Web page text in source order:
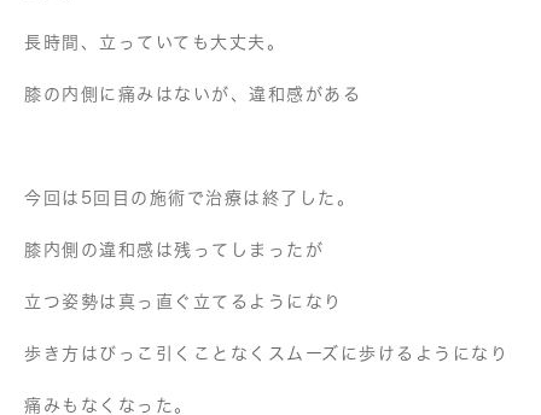
長時間、立っていても大丈夫。
膝の内側に痛みはないが、違和感がある
今回は5回目の施術で治療は終了した。
膝内側の違和感は残ってしまったが
立つ姿勢は真っ直ぐ立てるようになり
歩き方はびっこ引くことなくスムーズに歩けるようになり
痛みもなくなった。